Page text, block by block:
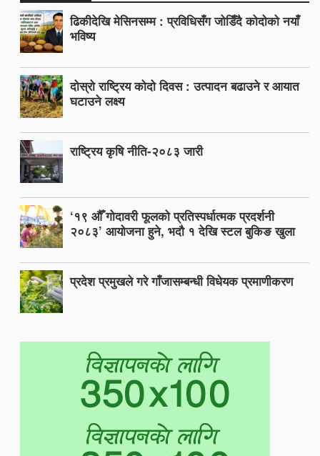
ढिकीदेखि मेसिनसम्म : प्रविधिसँग जोडिँदै कोदोको नयाँ
भविष्य
दोस्रो राष्ट्रिय कोदो दिवस : उत्पादन बढाउने र आयात
घटाउने लक्ष्य
राष्ट्रिय कृषि नीति-२०८३ जारी
‘१९ औँ गोदावरी फूलको प्रतिस्पर्धात्मक प्रदर्शनी
२०८३’ आयोजना हुने, भदौ १ देखि स्टल बुकिङ खुला
प्रदेश प्रमुखले गरे गाँजासम्बन्धी विधेयक प्रमाणीकरण